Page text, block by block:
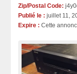
Zip/Postal Code:
Publié le : juillet 11,
Expire : Cette